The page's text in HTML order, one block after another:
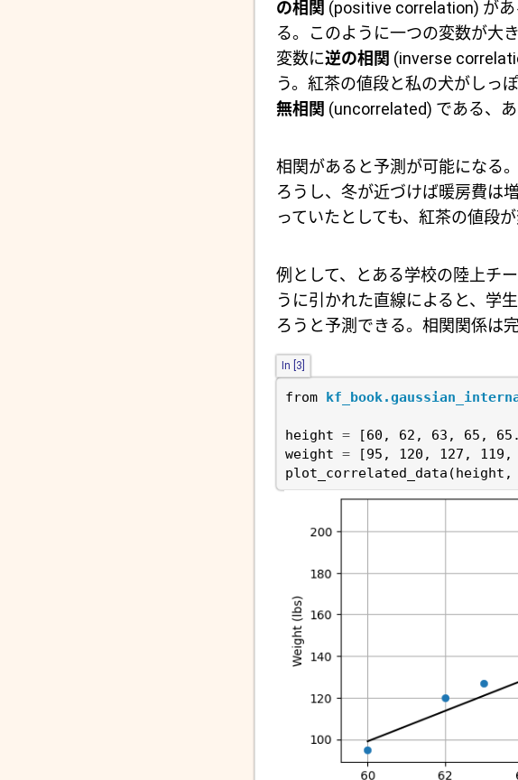
の相関 (positive correlation) が
る。このように一つの変数が大
変数に逆の相関 (inverse
う。紅茶の値段と私の犬がしっ
無相関 (uncorrelated) である、
相関があると予測が可能になる
ろうし、冬が近づけば暖房費は
っていたとしても、紅茶の値段
例として、とある学校の陸上チ
うに引かれた直線によると、学
ろうと予測できる。相関関係は
In [3]
from
height = [60 , 62 , 63 , 65 ,
weight = [95 , 120 , 127 , 119 ,
plot_correlated_data (height ,